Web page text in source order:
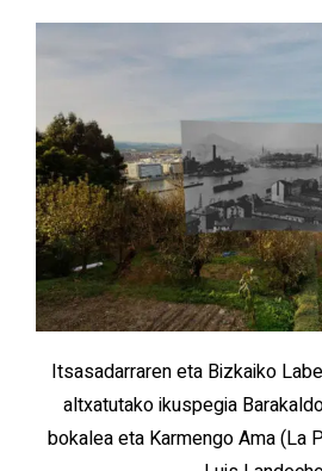
Itsasadarraren eta Bizkaiko
altxatutako ikuspegia
bokalea eta Karmengo Ama (La